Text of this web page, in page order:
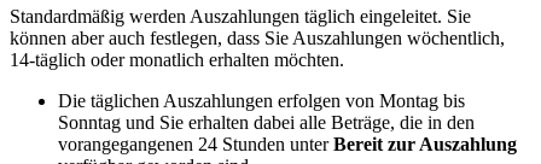
Standardmäßig werden Auszahlungen täglich eingeleitet. Sie
können aber auch festlegen, dass Sie Auszahlungen wöchentlich,
14-täglich oder monatlich erhalten möchten.
Die täglichen Auszahlungen erfolgen von Montag bis
Sonntag und Sie erhalten dabei alle Beträge, die in den
vorangegangenen 24 Stunden unterBereit zur Auszahlung